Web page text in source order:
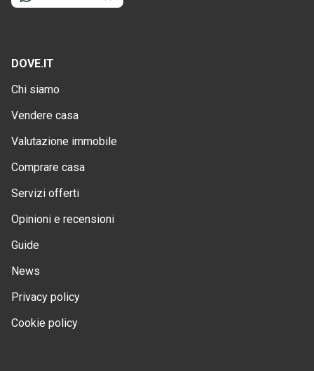
DOVE.IT
Chi siamo
Vendere casa
Valutazione immobile
Comprare casa
Servizi offerti
Opinioni e recensioni
Guide
News
Privacy policy
Cookie policy